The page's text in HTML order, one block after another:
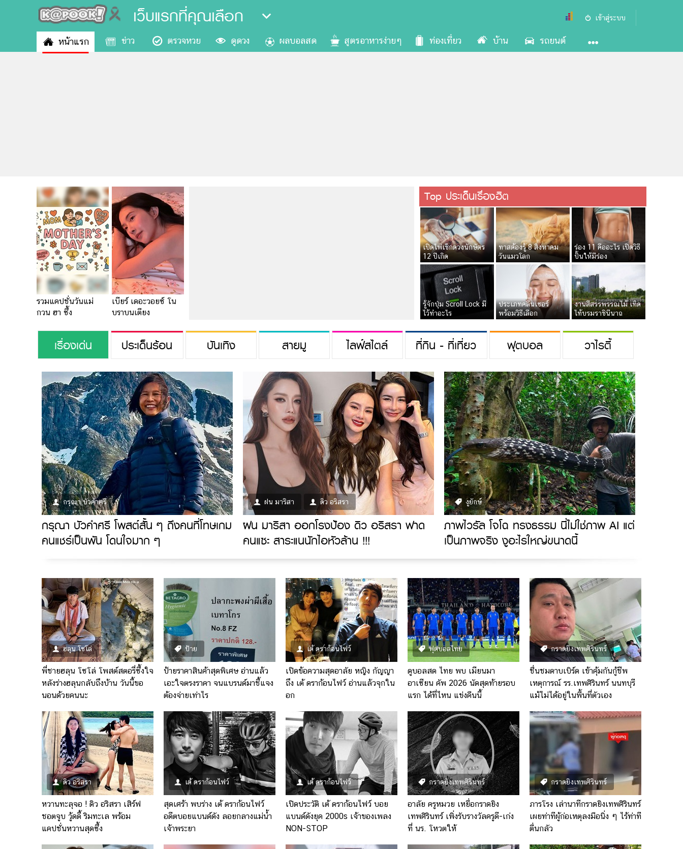
เว็บแรกที่คุณเลือก เข้าสู่ระบบ
หน้าแรก ข่าว ตรวจหวย ดูดวง ผลบอลสด สูตรอาหารง่ายๆ ท่องเที่ยว บ้าน รถยนต์
รวมแคปชั่นวันแม่
กวน ฮา ซึ้ง
เบียร์ เดอะวอยซ์ โน
บราบนเตียง
Top ประเด็นเรื่องฮิต
เปิดไพ่เช็กดวงนักษัตร
12 ปีเกิด
ทาสต้องรู้ 8 สิงหาคม
วันแมวโลก
ร่อง 11 คืออะไร เปิดวิธี
ปั้นให้มีร่อง
รู้จักปุ่ม Scroll Lock มี
ไว้ทำอะไร
ประเภทคลีนเซอร์
พร้อมวิธีเลือก
งานสีสรรพรรณไม้ เทิด
ไท้บรมราชินีนาถ
เรื่องเด่น ประเด็นร้อน บันเทิง สายมู ไลฟ์สไตล์ ที่กิน - ที่เที่ยว ฟุตบอล วาไรตี้
กรุณา บัวคําศรี
กรุณา บัวคำศรี โพสต์สั้น ๆ ถึงคนที่โทษเกม
คนแชร์เป็นพัน โดนใจมาก ๆ
ฝน มาริสา ดิว อริสรา
ฝน มาริสา ออกโรงป้อง ดิว อริสรา ฟาด
คนแซะ สาระแนนักไอหัวล้าน !!!
งูยักษ์
ภาพไวรัล โจโฉ ทรงธรรม นี่ไม่ใช่ภาพ AI แต่
เป็นภาพจริง งูอะไรใหญ่ขนาดนี้
ฮลุน โซโล่
พี่ชายฮลุน โซโล่ โพสต์สตอรี่ซึ้งใจ
หลังร่างฮลุนกลับถึงบ้าน วันนี้ขอ
นอนด้วยคนนะ
ป้าย
ป้ายราคาสินค้าสุดพิเศษ อ่านแล้ว
เอะใจตรงราคา จนแบรนด์มาชี้แจง
ต้องจ่ายเท่าไร
เต้ ดราก้อนไฟว์
เปิดข้อความสุดอาลัย หญิง กัญญา
ถึง เต้ ดราก้อนไฟว์ อ่านแล้วจุกใน
อก
ฟุตบอลไทย
ดูบอลสด ไทย พบ เมียนมา
อาเซียน คัพ 2026 นัดสุดท้ายรอบ
แรก ได้ที่ไหน แข่งคืนนี้
กราดยิงเทพศิรินทร์
ชื่นชมดาบเบิร์ด เข้าคุ้มกันกู้ชีพ
เหตุการณ์ รร.เทพศิรินทร์ นนทบุรี
แม้ไม่ได้อยู่ในพื้นที่ตัวเอง
ดิว อริสรา
หวานทะลุจอ ! ดิว อริสรา เสิร์ฟ
ชอตจูบ วู้ดดี้ ริมทะเล พร้อม
แคปชั่นหวานสุดซึ้ง
เต้ ดราก้อนไฟว์
สุดเศร้า พบร่าง เต้ ดราก้อนไฟว์
อดีตบอยแบนด์ดัง ลอยกลางแม่น้ำ
เจ้าพระยา
เต้ ดราก้อนไฟว์
เปิดประวัติ เต้ ดราก้อนไฟว์ บอย
แบนด์ดังยุค 2000s เจ้าของเพลง
NON-STOP
กราดยิงเทพศิรินทร์
อาลัย ครูหมวย เหยื่อกราดยิง
เทพศิรินทร์ เพิ่งรับรางวัลครูดี-เก่ง
ที่ นร. โหวตให้
กราดยิงเทพศิรินทร์
ภารโรง เล่านาทีกราดยิงเทพศิรินทร์
เผยท่าทีผู้ก่อเหตุลงมือนิ่ง ๆ ไร้ท่าที
ตื่นกลัว